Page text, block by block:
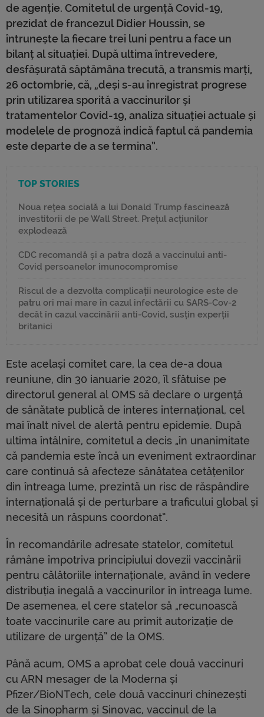
de agenție. Comitetul de urgență Covid-19,
prezidat de francezul Didier Houssin, se
întrunește la fiecare trei luni pentru a face un
bilanț al situației. După ultima întrevedere,
desfășurată săptămâna trecută, a transmis marți,
26 octombrie, că, „deși s-au înregistrat progrese
prin utilizarea sporită a vaccinurilor și
tratamentelor Covid-19, analiza situației actuale și
modelele de prognoză indică faptul că pandemia
este departe de a se termina”.
TOP STORIES
Noua rețea socială a lui Donald Trump fascinează
investitorii de pe Wall Street. Prețul acțiunilor
explodează
CDC recomandă și a patra doză a vaccinului anti-
Covid persoanelor imunocompromise
Riscul de a dezvolta complicații neurologice este de
patru ori mai mare în cazul infectării cu SARS-Cov-2
decât în cazul vaccinării anti-Covid, susțin experții
britanici
Este același comitet care, la cea de-a doua
reuniune, din 30 ianuarie 2020, îl sfătuise pe
directorul general al OMS să declare o urgență
de sănătate publică de interes internațional, cel
mai înalt nivel de alertă pentru epidemie. După
ultima întâlnire, comitetul a decis „în unanimitate
că pandemia este încă un eveniment extraordinar
care continuă să afecteze sănătatea cetățenilor
din întreaga lume, prezintă un risc de răspândire
internațională și de perturbare a traficului global și
necesită un răspuns coordonat”.
În recomandările adresate statelor, comitetul
rămâne împotriva principiului dovezii vaccinării
pentru călătoriile internaționale, având în vedere
distribuția inegală a vaccinurilor în întreaga lume.
De asemenea, el cere statelor să „recunoască
toate vaccinurile care au primit autorizație de
utilizare de urgență” de la OMS.
Până acum, OMS a aprobat cele două vaccinuri
cu ARN mesager de la Moderna și
Pfizer/BioNTech, cele două vaccinuri chinezești
de la Sinopharm și Sinovac, vaccinul de la